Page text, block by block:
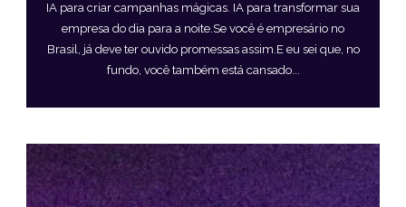
IA para criar campanhas mágicas. IA para transformar sua
empresa do dia para a noite.Se você é empresário no
Brasil, já deve ter ouvido promessas assim.E eu sei que, no
fundo, você também está cansado...